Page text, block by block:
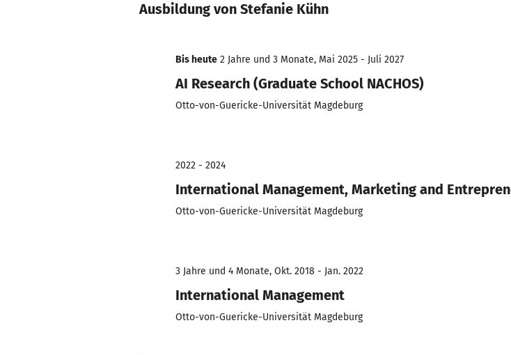
Ausbildung von Stefanie Kühn
Bis heute 2 Jahre und 3 Monate, Mai 2025 - Juli 2027
AI Research (Graduate School NACHOS)
Otto-von-Guericke-Universität Magdeburg
2022 - 2024
International Management, Marketing and
Otto-von-Guericke-Universität Magdeburg
3 Jahre und 4 Monate, Okt. 2018 - Jan. 2022
International Management
Otto-von-Guericke-Universität Magdeburg